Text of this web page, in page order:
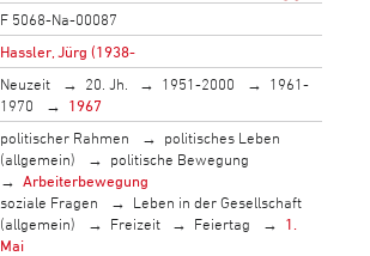
F 5068-Na-00087
Hassler, Jürg (1938-
Neuzeit 20. Jh. 1951-2000
1961-
1970
1967
politischer Rahmen
politisches Leben
(allgemein)
politische Bewegung
Arbeiterbewegung
soziale Fragen
Leben in der Gesellschaft
(allgemein)
Freizeit Feiertag
1.
Mai